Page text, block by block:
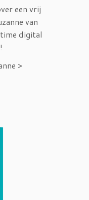
een vrij
van
digital
>